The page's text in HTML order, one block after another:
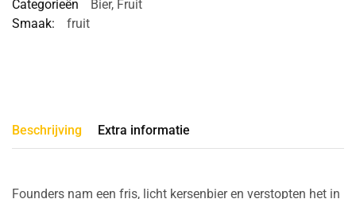
Categorieën
Bier, Fruit
Smaak:
fruit
Beschrijving Extra informatie
Founders nam een fris, licht kersenbier en verstopten het in